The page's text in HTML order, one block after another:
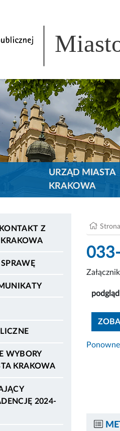
URZĄD MIASTA
KRAKOWA
Z
WYBORY
KRAKOWA
2024-
podgląd